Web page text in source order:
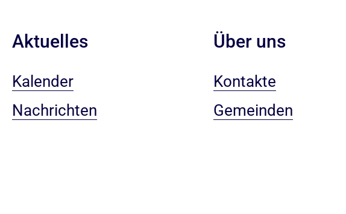
Aktuelles
Kalender
Nachrichten
Über uns
Kontakte
Gemeinden